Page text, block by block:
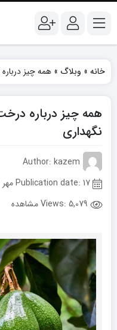
خانه » وبلاگ » همه چیز
همه چیز درباره
نگهداری
Author: kazem
5,079 مشاهده